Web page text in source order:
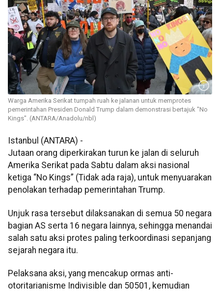
Warga Amerika Serikat tumpah ruah ke jalanan untuk memprotes
pemerintahan Presiden Donald Trump dalam demonstrasi bertajuk "No
Kings". (ANTARA/Anadolu/nbl)
Istanbul (ANTARA) -
Jutaan orang diperkirakan turun ke jalan di seluruh
Amerika Serikat pada Sabtu dalam aksi nasional
ketiga “No Kings” (Tidak ada raja), untuk menyuarakan
penolakan terhadap pemerintahan Trump.
Unjuk rasa tersebut dilaksanakan di semua 50 negara
bagian AS serta 16 negara lainnya, sehingga menandai
salah satu aksi protes paling terkoordinasi sepanjang
sejarah negara itu.
Pelaksana aksi, yang mencakup ormas anti-
otoritarianisme Indivisible dan 50501, kemudian